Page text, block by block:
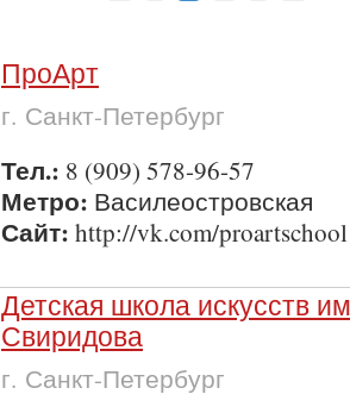
ПроАрт
г. Санкт-Петербург
Тел.: 8 (909) 578-96-57
Метро: Василеостровская
Сайт: http://vk.com/proartschool
Детская школа искусств
Свиридова
г. Санкт-Петербург